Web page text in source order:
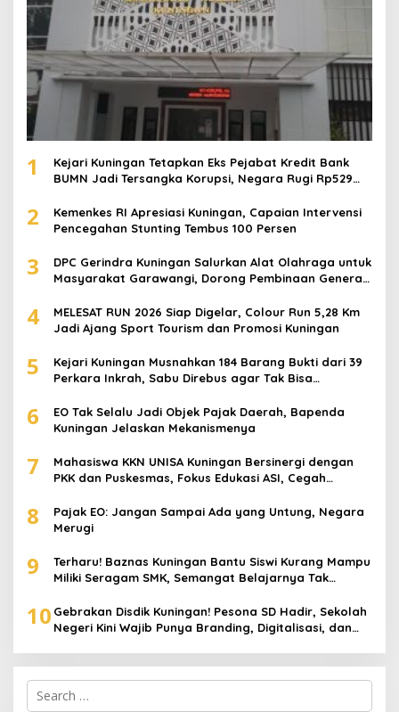
1
Kejari Kuningan Tetapkan Eks Pejabat Kredit Bank
BUMN Jadi Tersangka Korupsi, Negara Rugi Rp529
2
Kemenkes RI Apresiasi Kuningan, Capaian Intervensi
Pencegahan Stunting Tembus 100 Persen
3
DPC Gerindra Kuningan Salurkan Alat Olahraga untuk
Masyarakat Garawangi, Dorong Pembinaan Generasi
4
MELESAT RUN 2026 Siap Digelar, Colour Run 5,28 Km
Jadi Ajang Sport Tourism dan Promosi Kuningan
5
Kejari Kuningan Musnahkan 184 Barang Bukti dari 39
Perkara Inkrah, Sabu Direbus agar Tak Bisa
6
EO Tak Selalu Jadi Objek Pajak Daerah, Bapenda
Kuningan Jelaskan Mekanismenya
7
Mahasiswa KKN UNISA Kuningan Bersinergi dengan
PKK dan Puskesmas, Fokus Edukasi ASI, Cegah
8
Pajak EO: Jangan Sampai Ada yang Untung, Negara
Merugi
9
Terharu! Baznas Kuningan Bantu Siswi Kurang Mampu
Miliki Seragam SMK, Semangat Belajarnya Tak
10 Gebrakan Disdik Kuningan! Pesona SD Hadir, Sekolah
Negeri Kini Wajib Punya Branding, Digitalisasi, dan
Search
for: